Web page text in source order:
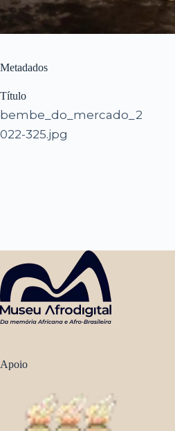
Metadados
Título
bembe_do_mercado_2
022-325.jpg
Apoio